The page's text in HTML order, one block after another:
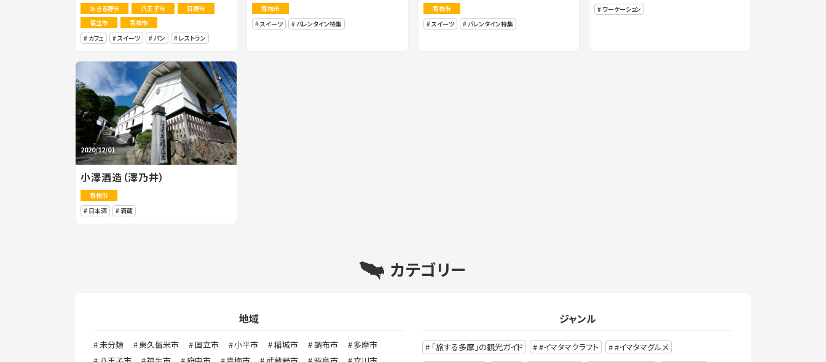
あきる野市 八王子市
日野市
福生市
青梅市
カフェ
スイーツ パン レストラン
青梅市
スイーツ
バレンタイン特集
青梅市
スイーツ
バレンタイン特集
ワーケーション
2020/12/01
小澤酒造（澤乃井）
青梅市
日本酒
酒蔵
カテゴリー
地域
未分類 東久留米市 国立市 小平市 稲城市 調布市
多摩市
ジャンル
「旅する多摩」の観光ガイド #イマタマクラフト
#イマタマグルメ